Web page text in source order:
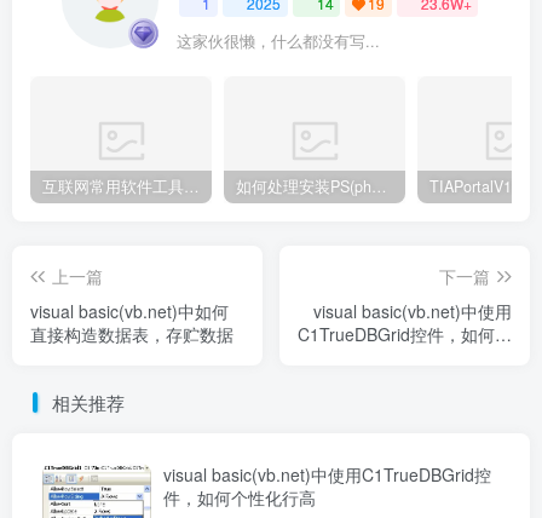
这家伙很懒，什么都没有写...
互联网常用软件工具资源汇总贴 如何处理安装PS(photoshop cc2018) 时，提示系统或者IE浏览器需要升级
上一篇
visual basic(vb.net)中如何
直接构造数据表，存贮数据
下一篇
visual basic(vb.net)中使用
C1TrueDBGrid控件，如何个
相关推荐
visual basic(vb.net)中使用C1TrueDBGrid控
件，如何个性化行高